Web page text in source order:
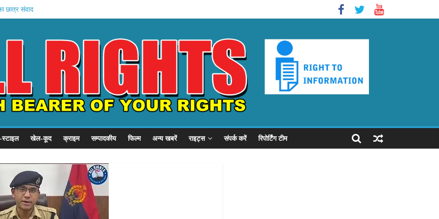
से गुहार
छात्र संवाद
शुरू
प्रदर्शन
खेल-कूद क्राइम सम्पादकीय फिल्म अन्य खबरें राइट्स संपर्क करें रिपोर्टिंग टीम